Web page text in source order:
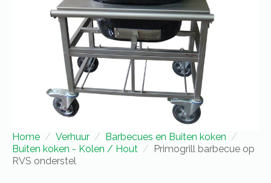
Home Verhuur
Barbecues en Buiten koken
Buiten koken - Kolen / Hout
Primogrill barbecue op
RVS onderstel